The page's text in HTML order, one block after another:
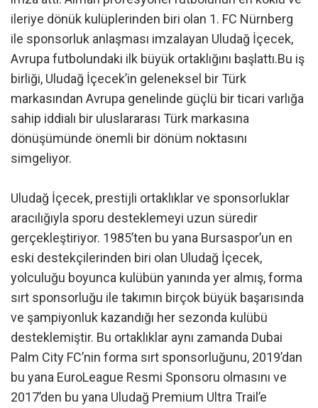
ileriye dönük kulüplerinden biri olan 1. FC Nürnberg
ile sponsorluk anlaşması imzalayan Uludağ İçecek,
Avrupa futbolundaki ilk büyük ortaklığını başlattı.Bu iş
birliği, Uludağ İçecek’in geleneksel bir Türk
markasından Avrupa genelinde güçlü bir ticari varlığa
sahip iddialı bir uluslararası Türk markasına
dönüşümünde önemli bir dönüm noktasını
simgeliyor.
Uludağ İçecek, prestijli ortaklıklar ve sponsorluklar
aracılığıyla sporu desteklemeyi uzun süredir
gerçekleştiriyor. 1985’ten bu yana Bursaspor’un en
eski destekçilerinden biri olan Uludağ İçecek,
yolculuğu boyunca kulübün yanında yer almış, forma
sırt sponsorluğu ile takımın birçok büyük başarısında
ve şampiyonluk kazandığı her sezonda kulübü
desteklemiştir. Bu ortaklıklar aynı zamanda Dubai
Palm City FC’nin forma sırt sponsorluğunu, 2019’dan
bu yana EuroLeague Resmi Sponsoru olmasını ve
2017’den bu yana Uludağ Premium Ultra Trail’e